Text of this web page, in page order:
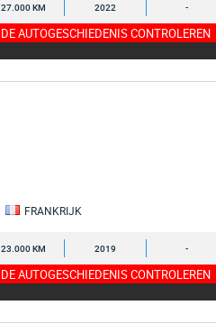
27.000 KM 2022 -
DE AUTOGESCHIEDENIS CONTROLEREN
FRANKRIJK
23.000 KM 2019 -
DE AUTOGESCHIEDENIS CONTROLEREN